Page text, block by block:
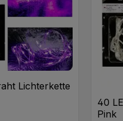
Lichterkette
40
Pink